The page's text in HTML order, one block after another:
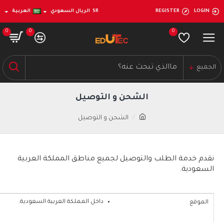
LOGIN
REGISTER
SR الريال السعودي العربية
0
0
0
الجميع
الشحن و التوصيل
الشحن و التوصيل
نقدم خدمة الطلب والتوصيل لجميع مناطق المملكة العربية
السعودية.
الموقع داخل المملكة العربية السعودية.